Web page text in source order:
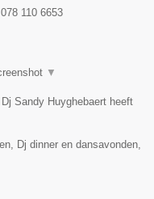
078 110 6653
▼
Sandy Huyghebaert heeft
Dj dinner en dansavonden,